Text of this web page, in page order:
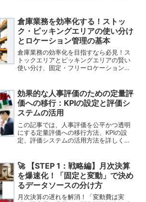
Wordのような直感的な操作性で、作業効
率を大幅にアップ。高度なカスタマイズ
も可能です。
倉庫業務を効率化する！ストッ
ク・ピッキングエリアの使い分け
とロケーション管理の基本
倉庫業務の効率化を目指すなら必見！ス
トックエリアとピッキングエリアの賢い
使い分け、固定・フリーロケーションの
す。コスト削減と生産性向上を実現する
ためのヒントが満載です。
効果的な人事評価のための定量評
価への移行：KPIの設定と評価シ
ステムの活用
この記事では、人事評価を公平かつ透明
にする定量評価への移行方法、KPIの設
定、評価システムの活用方法を詳しく解
て学びましょう。
🚀 【STEP 1：戦略編】月次決算
を爆速化！「固定と変動」で決め
るデータソースの分け方
月次決算の遅れを解消！「変動費は実